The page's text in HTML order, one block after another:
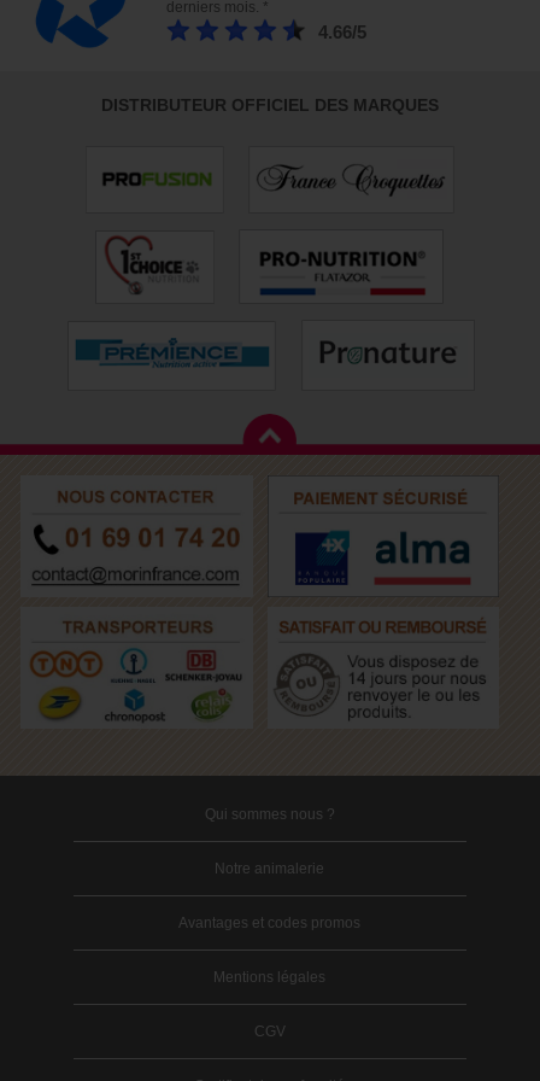
derniers mois. *
4.66/5
DISTRIBUTEUR OFFICIEL DES MARQUES
Qui sommes nous ?
Notre animalerie
Avantages et codes promos
Mentions légales
CGV